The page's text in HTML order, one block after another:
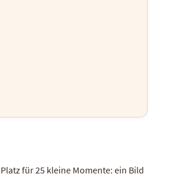
für 25 kleine Momente: ein Bild